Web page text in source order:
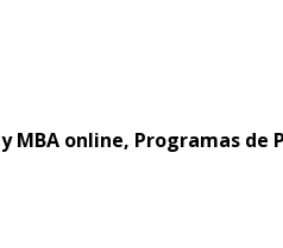
MBA online, Programas de